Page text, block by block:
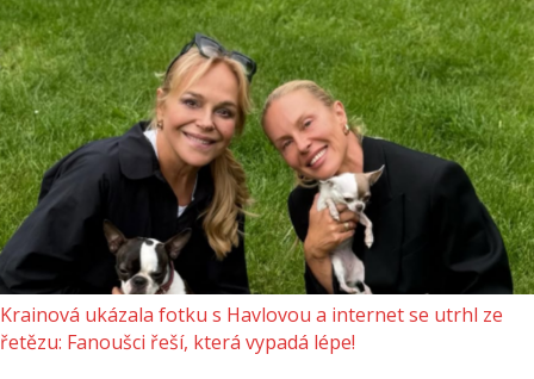
Krainová ukázala fotku s Havlovou a internet se utrhl ze
řetězu: Fanoušci řeší, která vypadá lépe!